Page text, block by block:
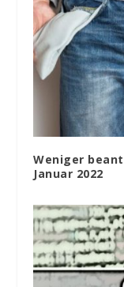
Weniger
Januar 2022